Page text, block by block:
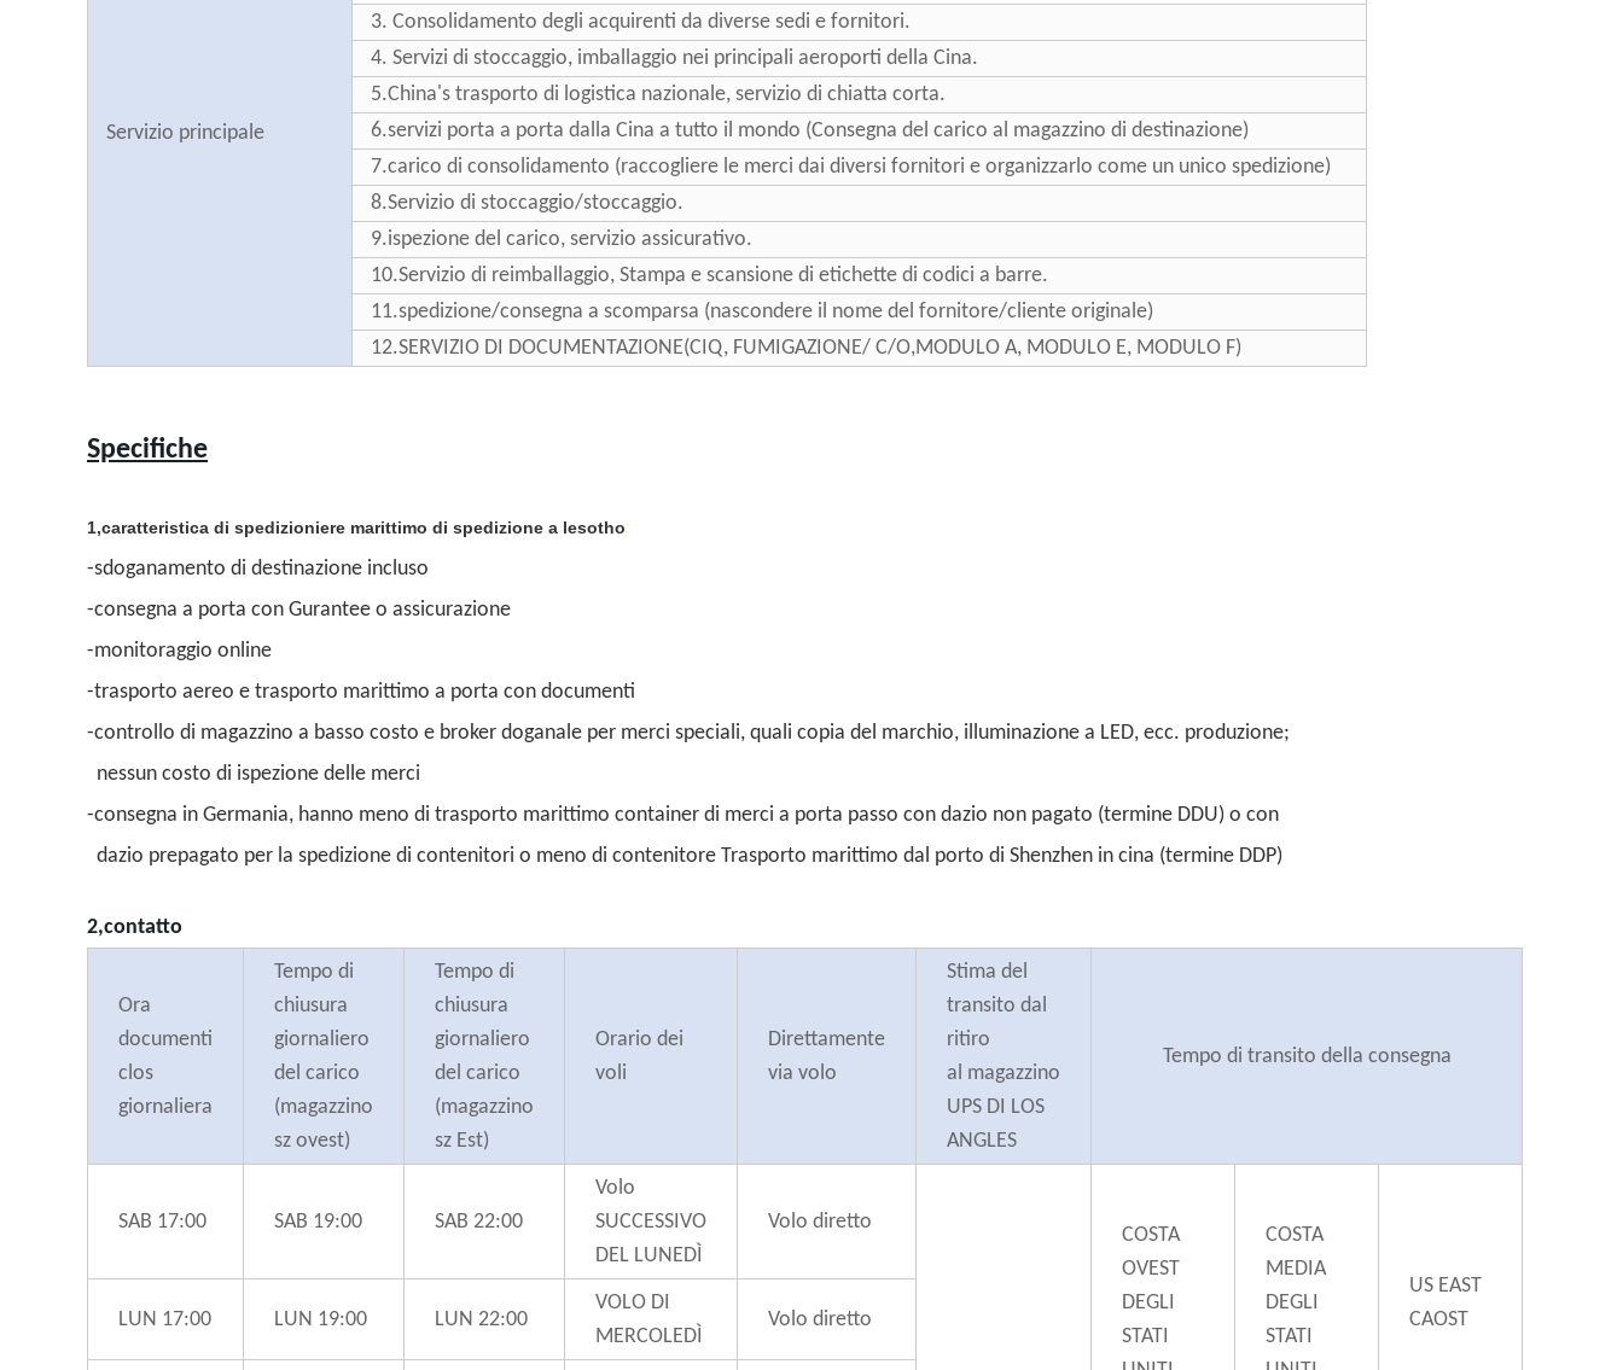
Servizio principale
3. Consolidamento degli acquirenti da diverse sedi e fornitori.
4. Servizi di stoccaggio, imballaggio nei principali aeroporti della Cina.
5.China's trasporto di logistica nazionale, servizio di chiatta corta.
6.servizi porta a porta dalla Cina a tutto il mondo (Consegna del carico al magazzino di destinazione)
7.carico di consolidamento (raccogliere le merci dai diversi fornitori e organizzarlo come un unico spedizione)
8.Servizio di stoccaggio/stoccaggio.
9.ispezione del carico, servizio assicurativo.
10.Servizio di reimballaggio, Stampa e scansione di etichette di codici a barre.
11.spedizione/consegna a scomparsa (nascondere il nome del fornitore/cliente originale)
12.SERVIZIO DI DOCUMENTAZIONE(CIQ, FUMIGAZIONE/ C/O,MODULO A, MODULO E, MODULO F)
Specifiche
1,caratteristica di spedizioniere marittimo di spedizione a lesotho:
-sdoganamento di destinazione incluso
-consegna a porta con Gurantee o assicurazione
-monitoraggio online
-trasporto aereo e trasporto marittimo a porta con documenti
-controllo di magazzino a basso costo e broker doganale per merci speciali, quali copia del marchio, illuminazione a LED, ecc. produzione;
nessun costo di ispezione delle merci
-consegna in Germania, hanno meno di trasporto marittimo container di merci a porta passo con dazio non pagato (termine DDU) o con
dazio prepagato per la spedizione di contenitori o meno di contenitore Trasporto marittimo dal porto di Shenzhen in cina (termine DDP)
2,contatto
Ora
documenti
clos
giornaliera
Tempo di
chiusura
giornaliero
del carico
(magazzino
sz ovest)
Tempo di
chiusura
giornaliero
del carico
(magazzino
sz Est)
Orario dei
voli
Direttamente
via volo
Stima del
transito dal
ritiro
al magazzino
UPS DI LOS
ANGLES
Tempo di transito della consegna
SAB 17:00 SAB 19:00 SAB 22:00
Volo
SUCCESSIVO
DEL LUNEDÌ
Volo diretto
COSTA
OVEST
DEGLI
STATI
COSTA
MEDIA
DEGLI
STATI
US EAST
CAOST
LUN 17:00 LUN 19:00 LUN 22:00
VOLO DI
MERCOLEDÌ
Volo diretto